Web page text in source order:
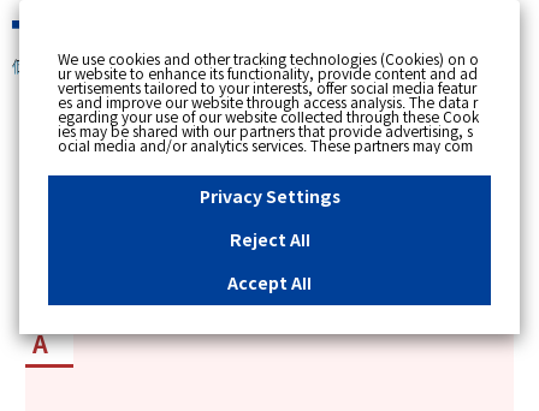
個人のお客さま
[ トップへ戻る ]
カテゴリー表示
更新日時 : 2019/09/12 13:12
We use cookies and other tracking technologies (Cookies) on o
ur website to enhance its functionality, provide content and ad
vertisements tailored to your interests, offer social media featur
es and improve our website through access analysis. The data r
egarding your use of our website collected through these Cook
ies may be shared with our partners that provide advertising, s
ocial media and/or analytics services. These partners may com
bine the data shared by us with other data that you have provi
ded to them or that they have collected from your use of their s
ervices or other websites to analyse and optimise advertisemen
ts delivered to you by businesses other than us on the internet.
essary Cookies, please click "Reject All". If you agree to the use
of all Cookies, please click "Accept All". To select your preferen
u can change your consent or rejection settings at any time by c
"Privacy Settings"button on this banner or through y
our browser's "Settings". For more information regarding the pr
site, please refer to the link below.Cookies DetailsPrivacy Polic
y
Privacy Settings
Reject All
Accept All